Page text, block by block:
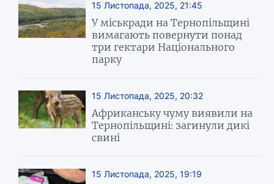
15 Листопада, 2025, 21:45
У міськради на Тернопільщині
вимагають повернути понад
три гектари Національного
парку
15 Листопада, 2025, 20:32
Африканську чуму виявили на
Тернопільщині: загинули дикі
свині
15 Листопада, 2025, 19:19